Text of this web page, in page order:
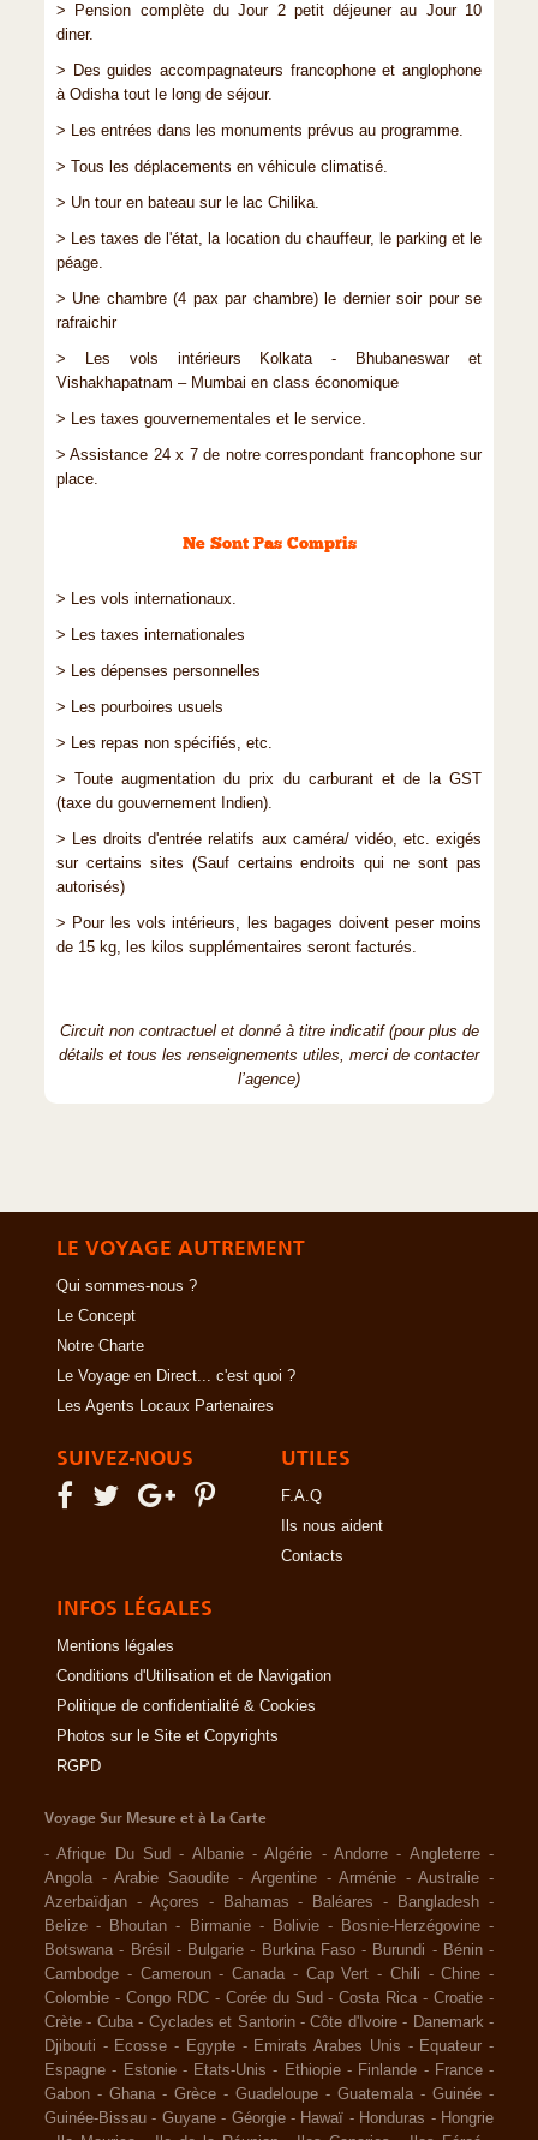
> Pension complète du Jour 2 petit déjeuner au Jour 10
diner.
> Des guides accompagnateurs francophone et anglophone
à Odisha tout le long de séjour.
> Les entrées dans les monuments prévus au programme.
> Tous les déplacements en véhicule climatisé.
> Un tour en bateau sur le lac Chilika.
> Les taxes de l'état, la location du chauffeur, le parking et le
péage.
> Une chambre (4 pax par chambre) le dernier soir pour se
rafraichir
> Les vols intérieurs Kolkata - Bhubaneswar et
Vishakhapatnam – Mumbai en class économique
> Les taxes gouvernementales et le service.
> Assistance 24 x 7 de notre correspondant francophone sur
place.
Ne Sont Pas Compris
> Les vols internationaux.
> Les taxes internationales
> Les dépenses personnelles
> Les pourboires usuels
> Les repas non spécifiés, etc.
> Toute augmentation du prix du carburant et de la GST
(taxe du gouvernement Indien).
> Les droits d'entrée relatifs aux caméra/ vidéo, etc. exigés
sur certains sites (Sauf certains endroits qui ne sont pas
autorisés)
> Pour les vols intérieurs, les bagages doivent peser moins
de 15 kg, les kilos supplémentaires seront facturés.
Circuit non contractuel et donné à titre indicatif (pour plus de
détails et tous les renseignements utiles, merci de contacter
l’agence)
LE VOYAGE AUTREMENT
Qui sommes-nous ?
Le Concept
Notre Charte
Le Voyage en Direct... c'est quoi ?
Les Agents Locaux Partenaires
SUIVEZ-NOUS UTILES
F.A.Q
Ils nous aident
Contacts
INFOS LÉGALES
Mentions légales
Conditions d'Utilisation et de Navigation
Politique de confidentialité & Cookies
Photos sur le Site et Copyrights
RGPD
Voyage Sur Mesure et à La Carte
-Afrique Du Sud - Albanie -Algérie -Andorre - Angleterre -
Angola -Arabie Saoudite -Argentine -Arménie -Australie -
Azerbaïdjan - Açores - Bahamas - Baléares - Bangladesh -
Belize - Bhoutan - Birmanie - Bolivie - Bosnie-Herzégovine -
Botswana - Brésil - Bulgarie - Burkina Faso - Burundi - Bénin -
Cambodge - Cameroun - Canada - Cap Vert - Chili -Chine -
Colombie - Congo RDC - Corée du Sud -Costa Rica -Croatie -
Crète - Cuba - Cyclades et Santorin -Côte d'Ivoire - Danemark -
Djibouti - Ecosse - Egypte - Emirats Arabes Unis - Equateur -
Espagne - Estonie - Etats-Unis - Ethiopie - Finlande - France -
Gabon - Ghana - Grèce - Guadeloupe - Guatemala - Guinée -
Guinée-Bissau - Guyane - Géorgie - Hawaï - Honduras - Hongrie